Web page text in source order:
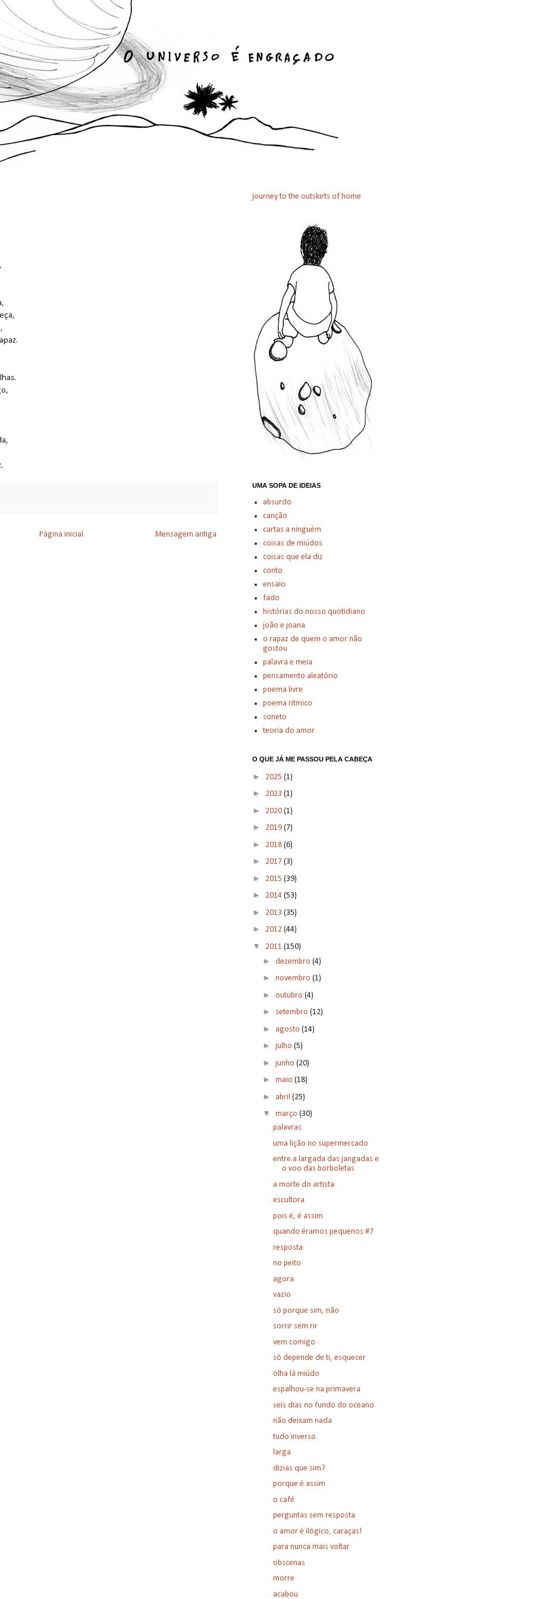
Mensagem antiga
Página inicial
journey to the outskirts of home
UMA SOPA DE IDEIAS
absurdo
canção
cartas a ninguém
coisas de miúdos
coisas que ela diz
conto
ensaio
fado
histórias do nosso quotidiano
joão e joana
o rapaz de quem o amor não
gostou
palavra e meia
pensamento aleatório
poema livre
poema rítmico
soneto
teoria do amor
O QUE JÁ ME PASSOU PELA CABEÇA
► 2025 (1)
► 2023 (1)
► 2020 (1)
► 2019 (7)
► 2018 (6)
► 2017 (3)
► 2015 (39)
► 2014 (53)
► 2013 (35)
► 2012 (44)
▼ 2011 (150)
► dezembro (4)
► novembro (1)
► outubro (4)
► setembro (12)
► agosto (14)
► julho (5)
► junho (20)
► maio (18)
► abril (25)
▼ março (30)
palavras
uma lição no supermercado
entre a largada das jangadas e
o voo das borboletas
a morte do artista
escultora
pois é, é assim
quando éramos pequenos #7
resposta
no peito
agora
vazio
só porque sim, não
sorrir sem rir
vem comigo
só depende de ti, esquecer
olha lá miúdo
espalhou-se na primavera
seis dias no fundo do oceano
não deixam nada
tudo inverso
larga
dizias que sim?
porque é assim
o café
perguntas sem resposta
o amor é ilógico, caraças!
para nunca mais voltar
obscenas
morre
acabou